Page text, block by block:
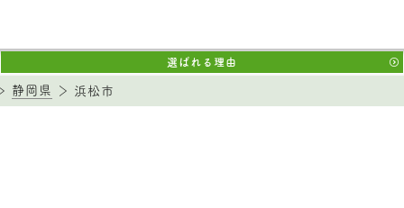
選ばれる理由
静岡県 浜松市